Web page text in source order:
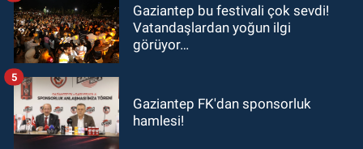
Gaziantep bu festivali çok sevdi!
Vatandaşlardan yoğun ilgi
görüyor…
Gaziantep FK'dan sponsorluk
hamlesi!
5